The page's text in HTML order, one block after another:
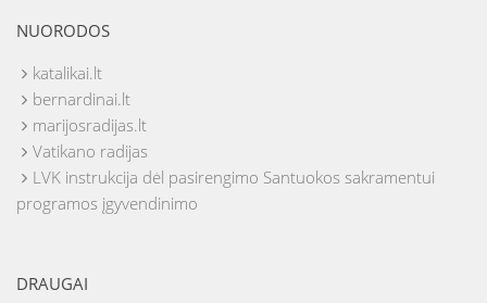
NUORODOS
katalikai.lt
bernardinai.lt
marijosradijas.lt
Vatikano radijas
LVK instrukcija dėl pasirengimo Santuokos sakramentui
programos įgyvendinimo
DRAUGAI